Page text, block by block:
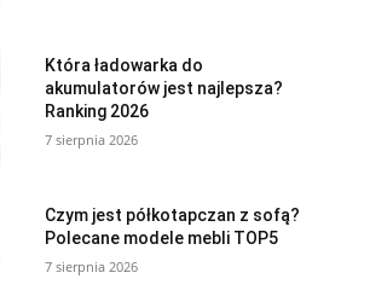
Która ładowarka do
akumulatorów jest najlepsza?
Ranking 2026
7 sierpnia 2026
Czym jest półkotapczan z sofą?
Polecane modele mebli TOP5
7 sierpnia 2026